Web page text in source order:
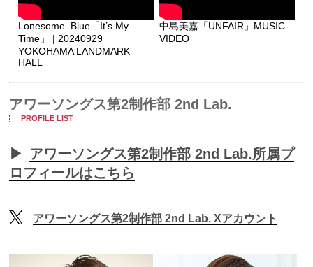
Lonesome_Blue「It’s My
Time」 | 20240929
YOKOHAMA LANDMARK
HALL
中島美嘉「UNFAIR」MUSIC
VIDEO
アワーソングス第2制作部 2nd Lab.
PROFILE LIST
▶
アワーソングス第2制作部 2nd Lab.所属プ
ロフィールはこちら
アワーソングス第2制作部 2nd Lab. Xアカウント